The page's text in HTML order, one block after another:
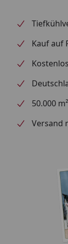
Kauf auf
50.000
Versand